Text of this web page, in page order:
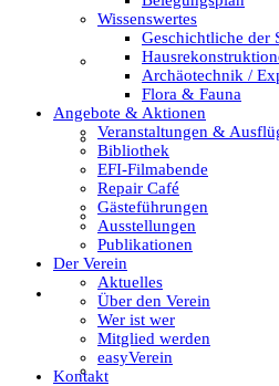
Plattdeutsch
Sachsenhof
Textil
Sachsenhof
Über den Sachsenhof
Wissenswertes
Geschichtliche der
Archäotechnik /
Flora & Fauna
Angebote & Aktionen
Veranstaltungen &
Bibliothek
EFI-Filmabende
Repair Café
Gästeführungen
Ausstellungen
Publikationen
Der Verein
Aktuelles
Über den Verein
Wer ist wer
Mitglied werden
easyVerein
Kontakt